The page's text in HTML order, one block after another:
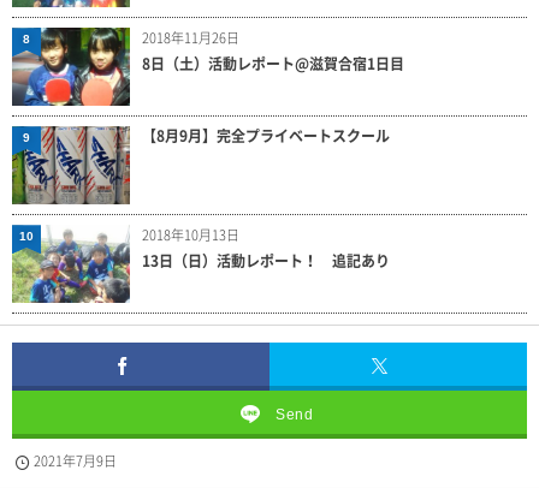
2018年11月26日
8日（土）活動レポート@滋賀合宿1日目
8
【8月9月】完全プライベートスクール
9
2018年10月13日
13日（日）活動レポート！ 追記あり
10
Send
2021年7月9日